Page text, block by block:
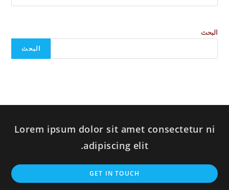
البحث
البحث
Lorem ipsum dolor sit amet consectetur ni
adipiscing elit.
GET IN TOUCH